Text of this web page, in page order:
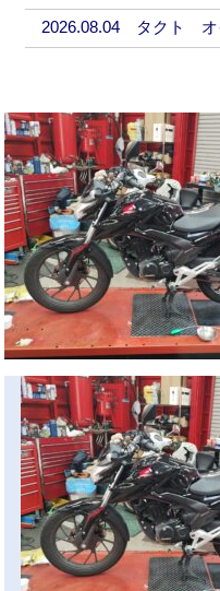
2026.08.04 タクト オ